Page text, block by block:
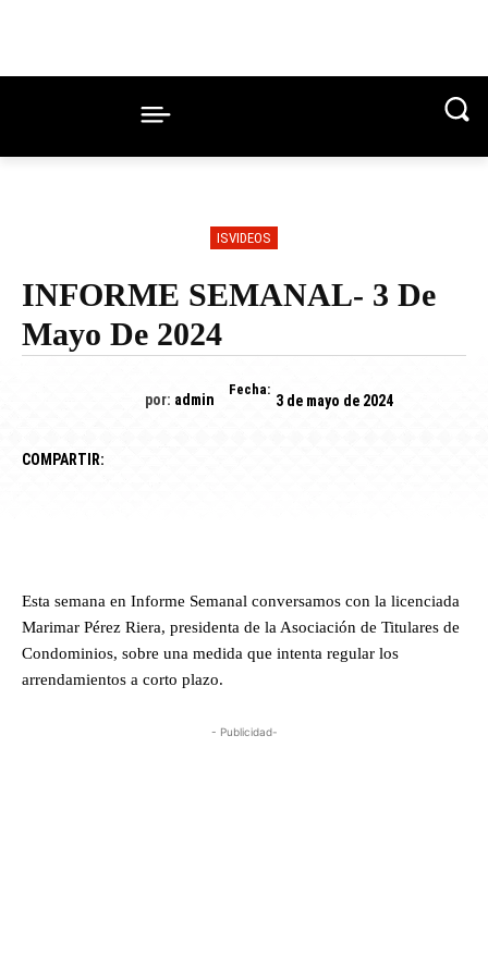
ISVIDEOS
INFORME SEMANAL- 3 De
Mayo De 2024
por: admin
Fecha:
3 de mayo de 2024
COMPARTIR:
Esta semana en Informe Semanal conversamos con la licenciada
Marimar Pérez Riera, presidenta de la Asociación de Titulares de
Condominios, sobre una medida que intenta regular los
arrendamientos a corto plazo.
- Publicidad-